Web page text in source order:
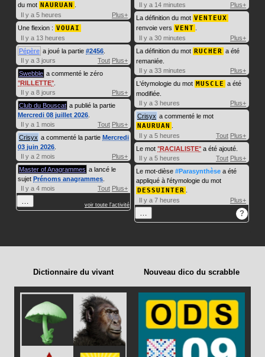
du mot NAURUAN
Il y a 5 heures
Plus+
Une flexion : VOUAI
Il y a 13 heures
Pépère a joué la partie #2456
Il y a 3 jours
Tout Plus+
Swebble a commenté le zéro
RILLETTE
Il y a 8 jours
Plus+
Club du Bouscat a publié la partie
Mercredi 08 juillet 2026
Il y a 1 mois
Tout Plus+
Crisyx a commenté la partie Mercredi
03 juin 2026
Il y a 2 mois
Plus+
Master of Anagrammes a lancé le
sujet Prénoms anagrammes
Il y a 4 mois
Tout Plus+
… voir toute l'activité
Il y a 14 minutes
Plus+
La définition du mot VENTEUX
renvoie vers VENT
Il y a 30 minutes
Plus+
La définition du mot RUCHER a été
remaniée.
Il y a 33 minutes
Plus+
L'étymologie du mot MUSCLE a été
modifiée.
Il y a 3 heures
Plus+
Crisyx a commenté le mot
NAURUAN
Il y a 5 heures
Tout Plus+
Le mot RACIALISTE a été ajouté.
Il y a 5 heures
Tout Plus+
Le mot-dièse #Parasynthèse a été
appliqué à l'étymologie du mot
DESSUINTER
Il y a 7 heures
Plus+
… ?
Dictionnaire du vivant Nouveau dico du scrabble